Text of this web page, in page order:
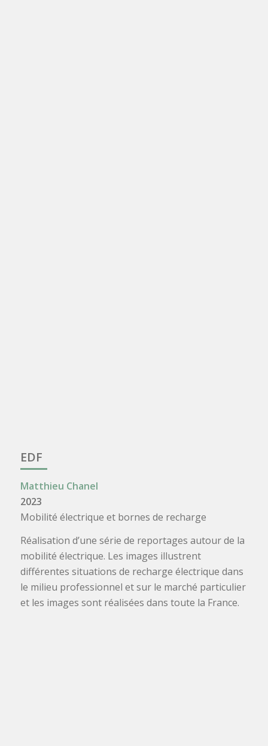
EDF
Matthieu Chanel
2023
Mobilité électrique et bornes de recharge
Réalisation d’une série de reportages autour de la
mobilité électrique. Les images illustrent
différentes situations de recharge électrique dans
le milieu professionnel et sur le marché particulier
et les images sont réalisées dans toute la France.